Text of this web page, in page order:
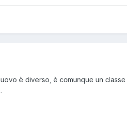
è diverso, è comunque un